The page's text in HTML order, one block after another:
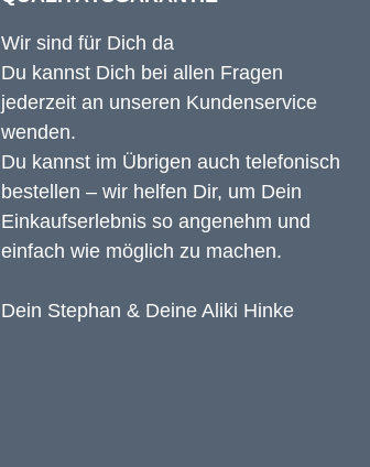
Wir sind für Dich da
Du kannst Dich bei allen Fragen
jederzeit an unseren Kundenservice
wenden.
Du kannst im Übrigen auch telefonisch
bestellen – wir helfen Dir, um Dein
Einkaufserlebnis so angenehm und
einfach wie möglich zu machen.
Dein Stephan & Deine Aliki Hinke